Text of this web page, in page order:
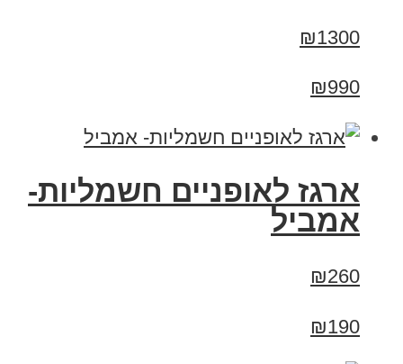
₪1300
₪990
ארגז לאופניים חשמליות-
אמביל
₪260
₪190